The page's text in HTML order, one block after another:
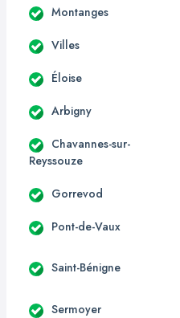
Montanges
Villes
Éloise
Arbigny
Chavannes-sur-
Reyssouze
Gorrevod
Pont-de-Vaux
Saint-Bénigne
Sermoyer